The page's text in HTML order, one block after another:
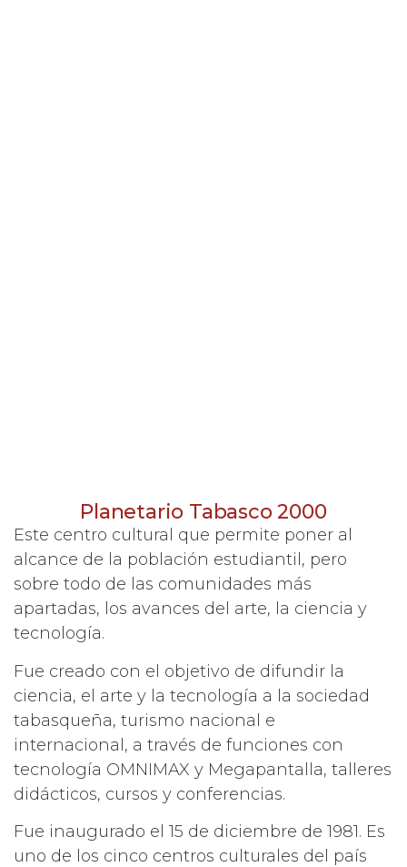
Planetario Tabasco 2000
Este centro cultural que permite poner al
alcance de la población estudiantil, pero
sobre todo de las comunidades más
apartadas, los avances del arte, la ciencia y
tecnología.
Fue creado con el objetivo de difundir la
ciencia, el arte y la tecnología a la sociedad
tabasqueña, turismo nacional e
internacional, a través de funciones con
tecnología OMNIMAX y Megapantalla, talleres
didácticos, cursos y conferencias.
Fue inaugurado el 15 de diciembre de 1981. Es
uno de los cinco centros culturales del país